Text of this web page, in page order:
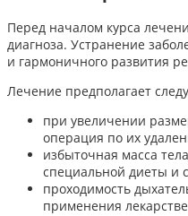
Перед началом курса
диагноза. Устранение
и гармоничного развития
Лечение предполагает
при увеличении
операция по их
избыточная масса
специальной диеты и
проходимость
применения